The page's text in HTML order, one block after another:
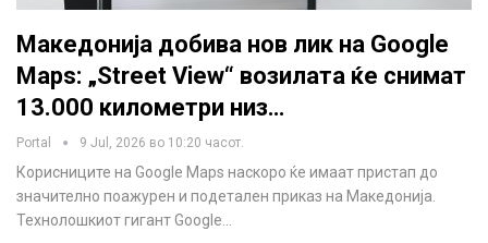
Македонија добива нов лик на Google
Maps: „Street View“ возилата ќе снимат
13.000 километри низ…
Portal 9 Jul, 2026 во 10:20 часот.
Корисниците на Google Maps наскоро ќе имаат пристап до
значително поажурен и подетален приказ на Македонија.
Технолошкиот гигант Google…